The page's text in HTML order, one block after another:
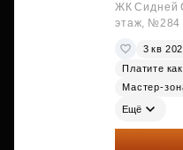
ЖК Сидней
этаж, №284
3 кв
Платите
Мастер-
Ещё
36 366